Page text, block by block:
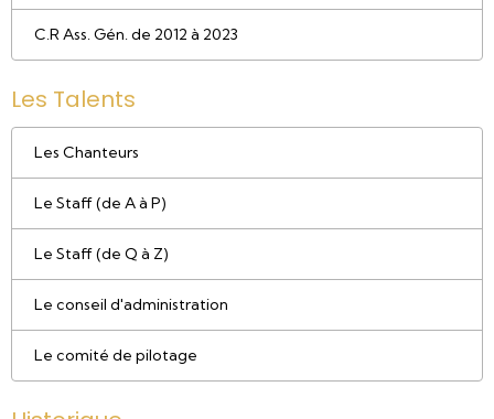
C.R Ass. Gén. de 2012 à 2023
Les Talents
Les Chanteurs
Le Staff (de A à P)
Le Staff (de Q à Z)
Le conseil d'administration
Le comité de pilotage